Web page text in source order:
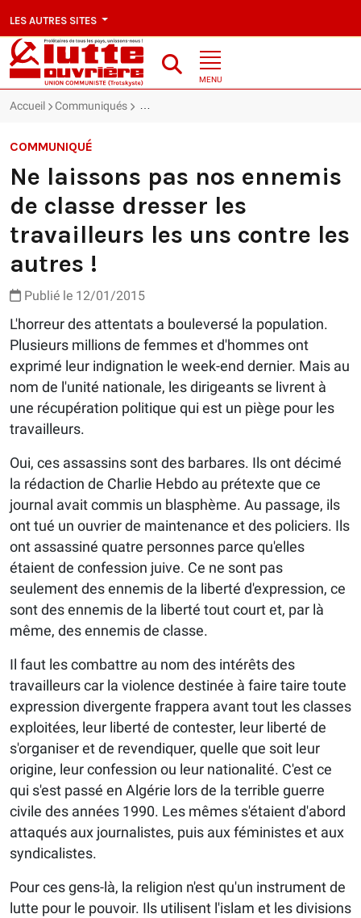
LES AUTRES SITES
MENU
Accueil Communiqués Ne laissons pas nos ennemis de classe
COMMUNIQUÉ
Ne laissons pas nos ennemis
de classe dresser les
travailleurs les uns contre les
autres !
Publié le 12/01/2015
L'horreur des attentats a bouleversé la population.
Plusieurs millions de femmes et d'hommes ont
exprimé leur indignation le week-end dernier. Mais au
nom de l'unité nationale, les dirigeants se livrent à
une récupération politique qui est un piège pour les
travailleurs.
Oui, ces assassins sont des barbares. Ils ont décimé
la rédaction de Charlie Hebdo au prétexte que ce
journal avait commis un blasphème. Au passage, ils
ont tué un ouvrier de maintenance et des policiers. Ils
ont assassiné quatre personnes parce qu'elles
étaient de confession juive. Ce ne sont pas
seulement des ennemis de la liberté d'expression, ce
sont des ennemis de la liberté tout court et, par là
même, des ennemis de classe.
Il faut les combattre au nom des intérêts des
travailleurs car la violence destinée à faire taire toute
expression divergente frappera avant tout les classes
exploitées, leur liberté de contester, leur liberté de
s'organiser et de revendiquer, quelle que soit leur
origine, leur confession ou leur nationalité. C'est ce
qui s'est passé en Algérie lors de la terrible guerre
civile des années 1990. Les mêmes s'étaient d'abord
attaqués aux journalistes, puis aux féministes et aux
syndicalistes.
Pour ces gens-là, la religion n'est qu'un instrument de
lutte pour le pouvoir. Ils utilisent l'islam et les divisions